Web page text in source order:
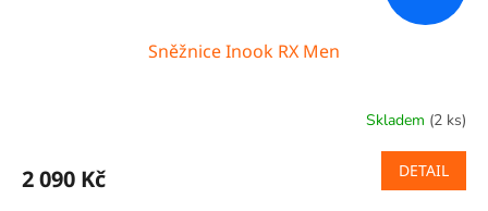
Sněžnice Inook RX Men
Skladem (2 ks)
2 090 Kč DETAIL